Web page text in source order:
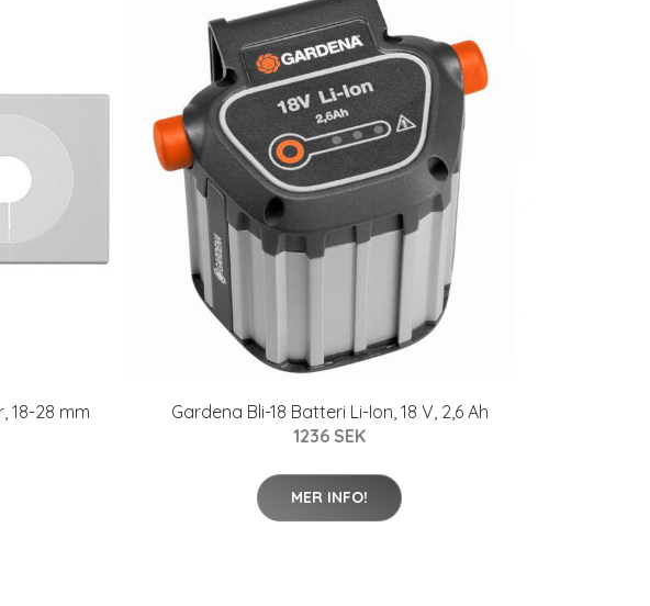
18-28 mm
Gardena Bli-18 Batteri Li-Ion, 18 V, 2,6 Ah
1236 SEK
MER INFO!